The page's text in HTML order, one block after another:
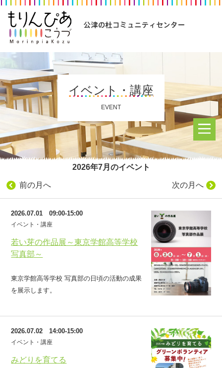
イベント・講座
EVENT
2026年7月のイベント
前の月へ 次の月へ
若い芽の作品展～東京学館高等学校
写真部～
2026.07.01 09:00-15:00
イベント・講座
東京学館高等学校 写真部の日頃の活動の成果
を展示します。
みどりを育てる
2026.07.02 14:00-15:00
イベント・講座